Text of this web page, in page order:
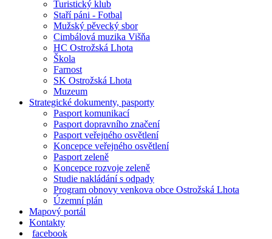
Turistický klub
Staří páni - Fotbal
Mužský pěvecký sbor
Cimbálová muzika Višňa
HC Ostrožská Lhota
Škola
Farnost
SK Ostrožská Lhota
Muzeum
Strategické dokumenty, pasporty
Pasport komunikací
Pasport dopravního značení
Pasport veřejného osvětlení
Koncepce veřejného osvětlení
Pasport zeleně
Koncepce rozvoje zeleně
Studie nakládání s odpady
Program obnovy venkova obce Ostrožská Lhota
Územní plán
Mapový portál
Kontakty
facebook